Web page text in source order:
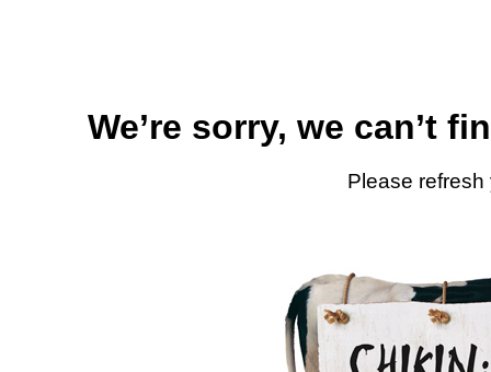
We’re sorry, we can’t
Please refresh